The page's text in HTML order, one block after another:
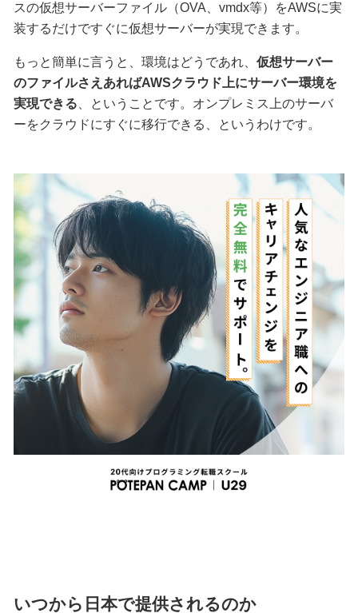
スの仮想サーバーファイル（OVA、vmdx等）をAWSに実
装するだけですぐに仮想サーバーが実現できます。
もっと簡単に言うと、環境はどうであれ、 仮想サーバー
のファイルさえあればAWSクラウド上にサーバー環境を
実現できる、ということです。オンプレミス上のサーバ
ーをクラウドにすぐに移行できる、というわけです。
いつから日本で提供されるのか